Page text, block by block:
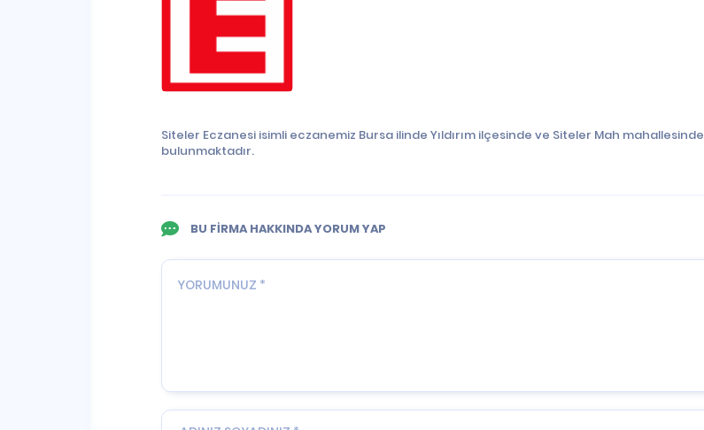
Siteler Eczanesi isimli eczanemiz Bursa ilinde Yıldırım ilçesinde ve Siteler Mah mahallesinde
bulunmaktadır.
BU FİRMA HAKKINDA YORUM YAP